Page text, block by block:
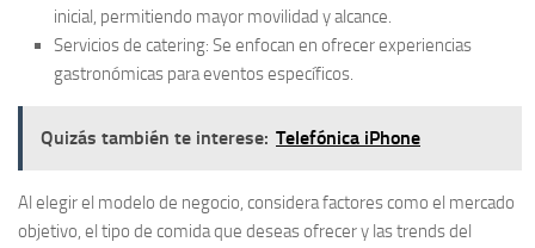
inicial, permitiendo mayor movilidad y alcance.
Servicios de catering: Se enfocan en ofrecer experiencias
gastronómicas para eventos específicos.
Quizás también te interese: Telefónica iPhone
Al elegir el modelo de negocio, considera factores como el mercado
objetivo, el tipo de comidaque deseas ofrecer y lastrends del